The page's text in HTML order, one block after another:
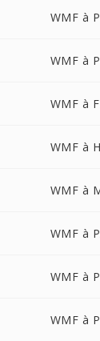
WMF à
WMF à
WMF à
WMF à
WMF à
WMF à
WMF à
WMF à